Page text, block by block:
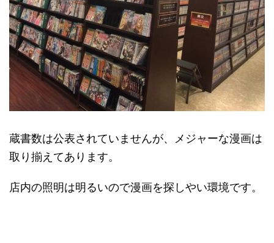
蔵書数は公表されていませんが、メジャーな漫画は
取り揃えてあります。
店内の照明は明るいので漫画を探しやい環境です。